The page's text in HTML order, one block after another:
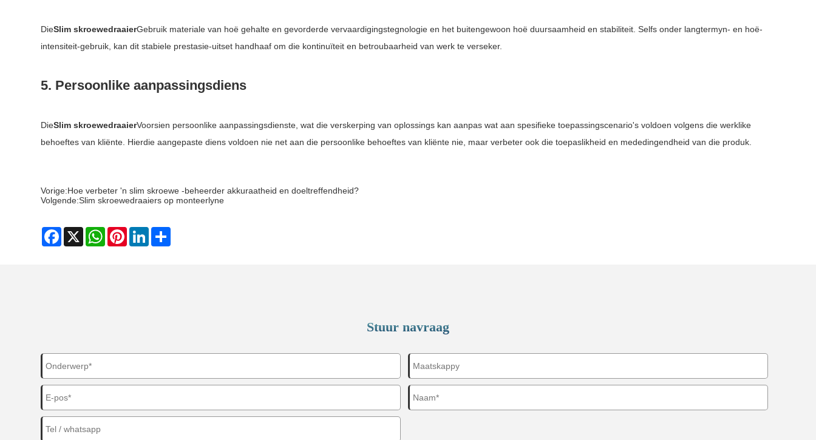
DieSlim skroewedraaierGebruik materiale van hoë gehalte en gevorderde vervaardigingstegnologie en het buitengewoon hoë duursaamheid en stabiliteit. Selfs onder langtermyn- en hoë-
intensiteit-gebruik, kan dit stabiele prestasie-uitset handhaaf om die kontinuïteit en betroubaarheid van werk te verseker.
5. Persoonlike aanpassingsdiens
DieSlim skroewedraaierVoorsien persoonlike aanpassingsdienste, wat die verskerping van oplossings kan aanpas wat aan spesifieke toepassingscenario's voldoen volgens die werklike
behoeftes van kliënte. Hierdie aangepaste diens voldoen nie net aan die persoonlike behoeftes van kliënte nie, maar verbeter ook die toepaslikheid en mededingendheid van die produk.
Vorige:Hoe verbeter 'n slim skroewe -beheerder akkuraatheid en doeltreffendheid?
Volgende:Slim skroewedraaiers op monteerlyne
Facebook
X WhatsAppPinterestLinkedIn
Stuur navraag